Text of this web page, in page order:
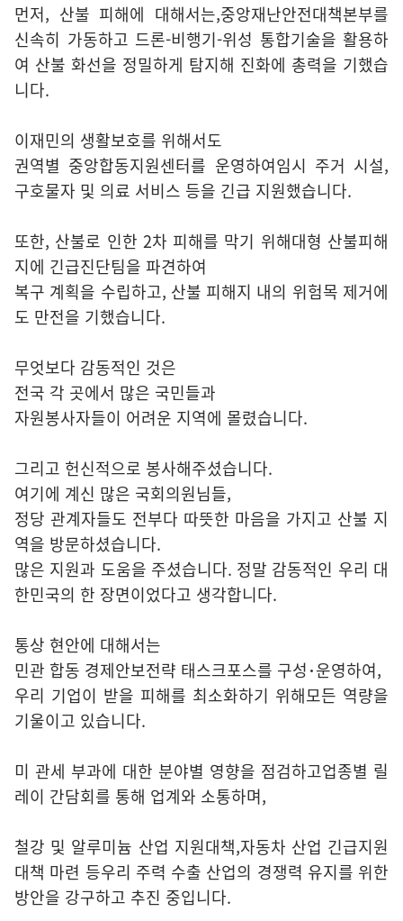
먼저, 산불 피해에 대해서는,중앙재난안전대책본부를
신속히 가동하고 드론-비행기-위성 통합기술을 활용하
여 산불 화선을 정밀하게 탐지해 진화에 총력을 기했습
니다.
이재민의 생활보호를 위해서도
권역별 중앙합동지원센터를 운영하여임시 주거 시설,
구호물자 및 의료 서비스 등을 긴급 지원했습니다.
또한, 산불로 인한 2차 피해를 막기 위해대형 산불피해
지에 긴급진단팀을 파견하여
복구 계획을 수립하고, 산불 피해지 내의 위험목 제거에
도 만전을 기했습니다.
무엇보다 감동적인 것은
전국 각 곳에서 많은 국민들과
자원봉사자들이 어려운 지역에 몰렸습니다.
그리고 헌신적으로 봉사해주셨습니다.
여기에 계신 많은 국회의원님들,
정당 관계자들도 전부다 따뜻한 마음을 가지고 산불 지
역을 방문하셨습니다.
많은 지원과 도움을 주셨습니다. 정말 감동적인 우리 대
한민국의 한 장면이었다고 생각합니다.
통상 현안에 대해서는
민관 합동 경제안보전략 태스크포스를 구성･운영하여,
우리 기업이 받을 피해를 최소화하기 위해모든 역량을
기울이고 있습니다.
미 관세 부과에 대한 분야별 영향을 점검하고업종별 릴
레이 간담회를 통해 업계와 소통하며,
철강 및 알루미늄 산업 지원대책,자동차 산업 긴급지원
대책 마련 등우리 주력 수출 산업의 경쟁력 유지를 위한
방안을 강구하고 추진 중입니다.